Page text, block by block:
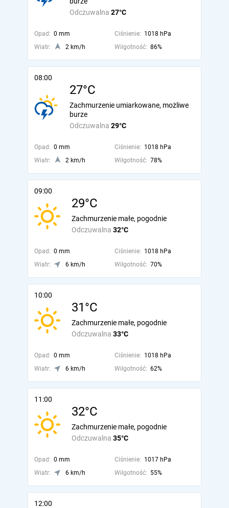
Odczuwalna 27°C
Opad: 0 mm Ciśnienie: 1018 hPa
Wiatr:
2 km/h Wilgotność: 86%
08:00
27°C
Odczuwalna 29°C
Zachmurzenie umiarkowane, możliwe
burze
Opad: 0 mm Ciśnienie: 1018 hPa
Wiatr:
2 km/h Wilgotność: 78%
09:00
29°C
Odczuwalna 32°C
Zachmurzenie małe, pogodnie
Opad: 0 mm Ciśnienie: 1018 hPa
Wiatr:
6 km/h Wilgotność: 70%
10:00
31°C
Odczuwalna 33°C
Zachmurzenie małe, pogodnie
Opad: 0 mm Ciśnienie: 1018 hPa
Wiatr:
6 km/h Wilgotność: 62%
11:00
32°C
Odczuwalna 35°C
Zachmurzenie małe, pogodnie
Opad: 0 mm Ciśnienie: 1017 hPa
Wiatr:
6 km/h Wilgotność: 55%
12:00